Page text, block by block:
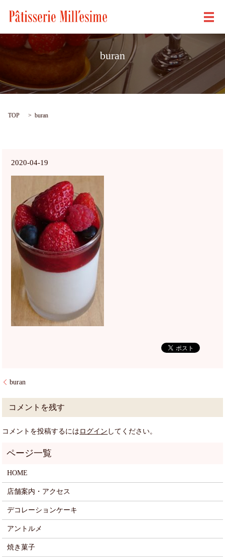
メ
buran
TOP buran
2020-04-19
buran
コメントを残す
コメントを投稿するには ログイン してください。
HOME
店舗案内・アクセス
デコレーションケーキ
アントルメ
焼き菓子